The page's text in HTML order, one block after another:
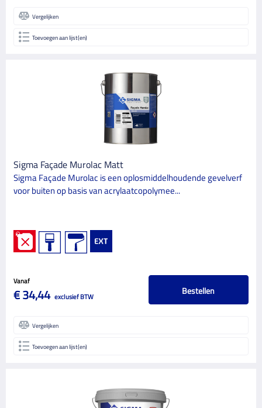
Vergelijken
Toevoegen aan lijst(en)
Sigma Façade Murolac Matt
Sigma Façade Murolac is een oplosmiddelhoudende gevelverf
voor buiten op basis van acrylaatcopolymee...
Vanaf
€ 34,44 exclusief BTW Bestellen
Vergelijken
Toevoegen aan lijst(en)